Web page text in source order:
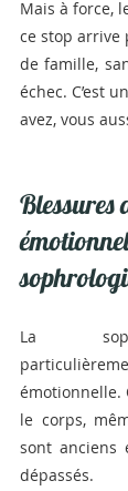
Mais à force,
ce stop arrive
de famille,
échec. C’est
avez, vous
Blessures
La
émotionnelle.
le corps,
sont anciens
dépassés.